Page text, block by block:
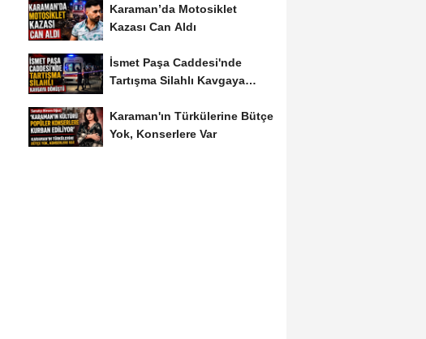
Karaman’da Motosiklet
Kazası Can Aldı
İsmet Paşa Caddesi'nde
Tartışma Silahlı Kavgaya
Karaman'ın Türkülerine Bütçe
Yok, Konserlere Var